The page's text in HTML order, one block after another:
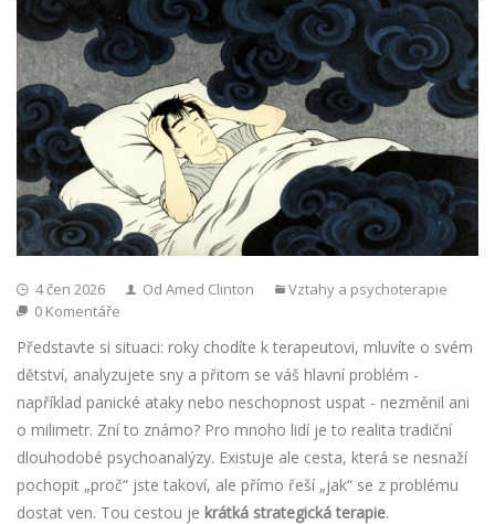
4 čen 2026 Od Amed Clinton
Vztahy a psychoterapie
0 Komentáře
Představte si situaci: roky chodíte k terapeutovi, mluvíte o svém
dětství, analyzujete sny a přitom se váš hlavní problém -
například panické ataky nebo neschopnost uspat - nezměnil ani
o milimetr. Zní to známo? Pro mnoho lidí je to realita tradiční
dlouhodobé psychoanalýzy. Existuje ale cesta, která se nesnaží
pochopit „proč“ jste takoví, ale přímo řeší „jak“ se z problému
dostat ven. Tou cestou je krátká strategická terapie.